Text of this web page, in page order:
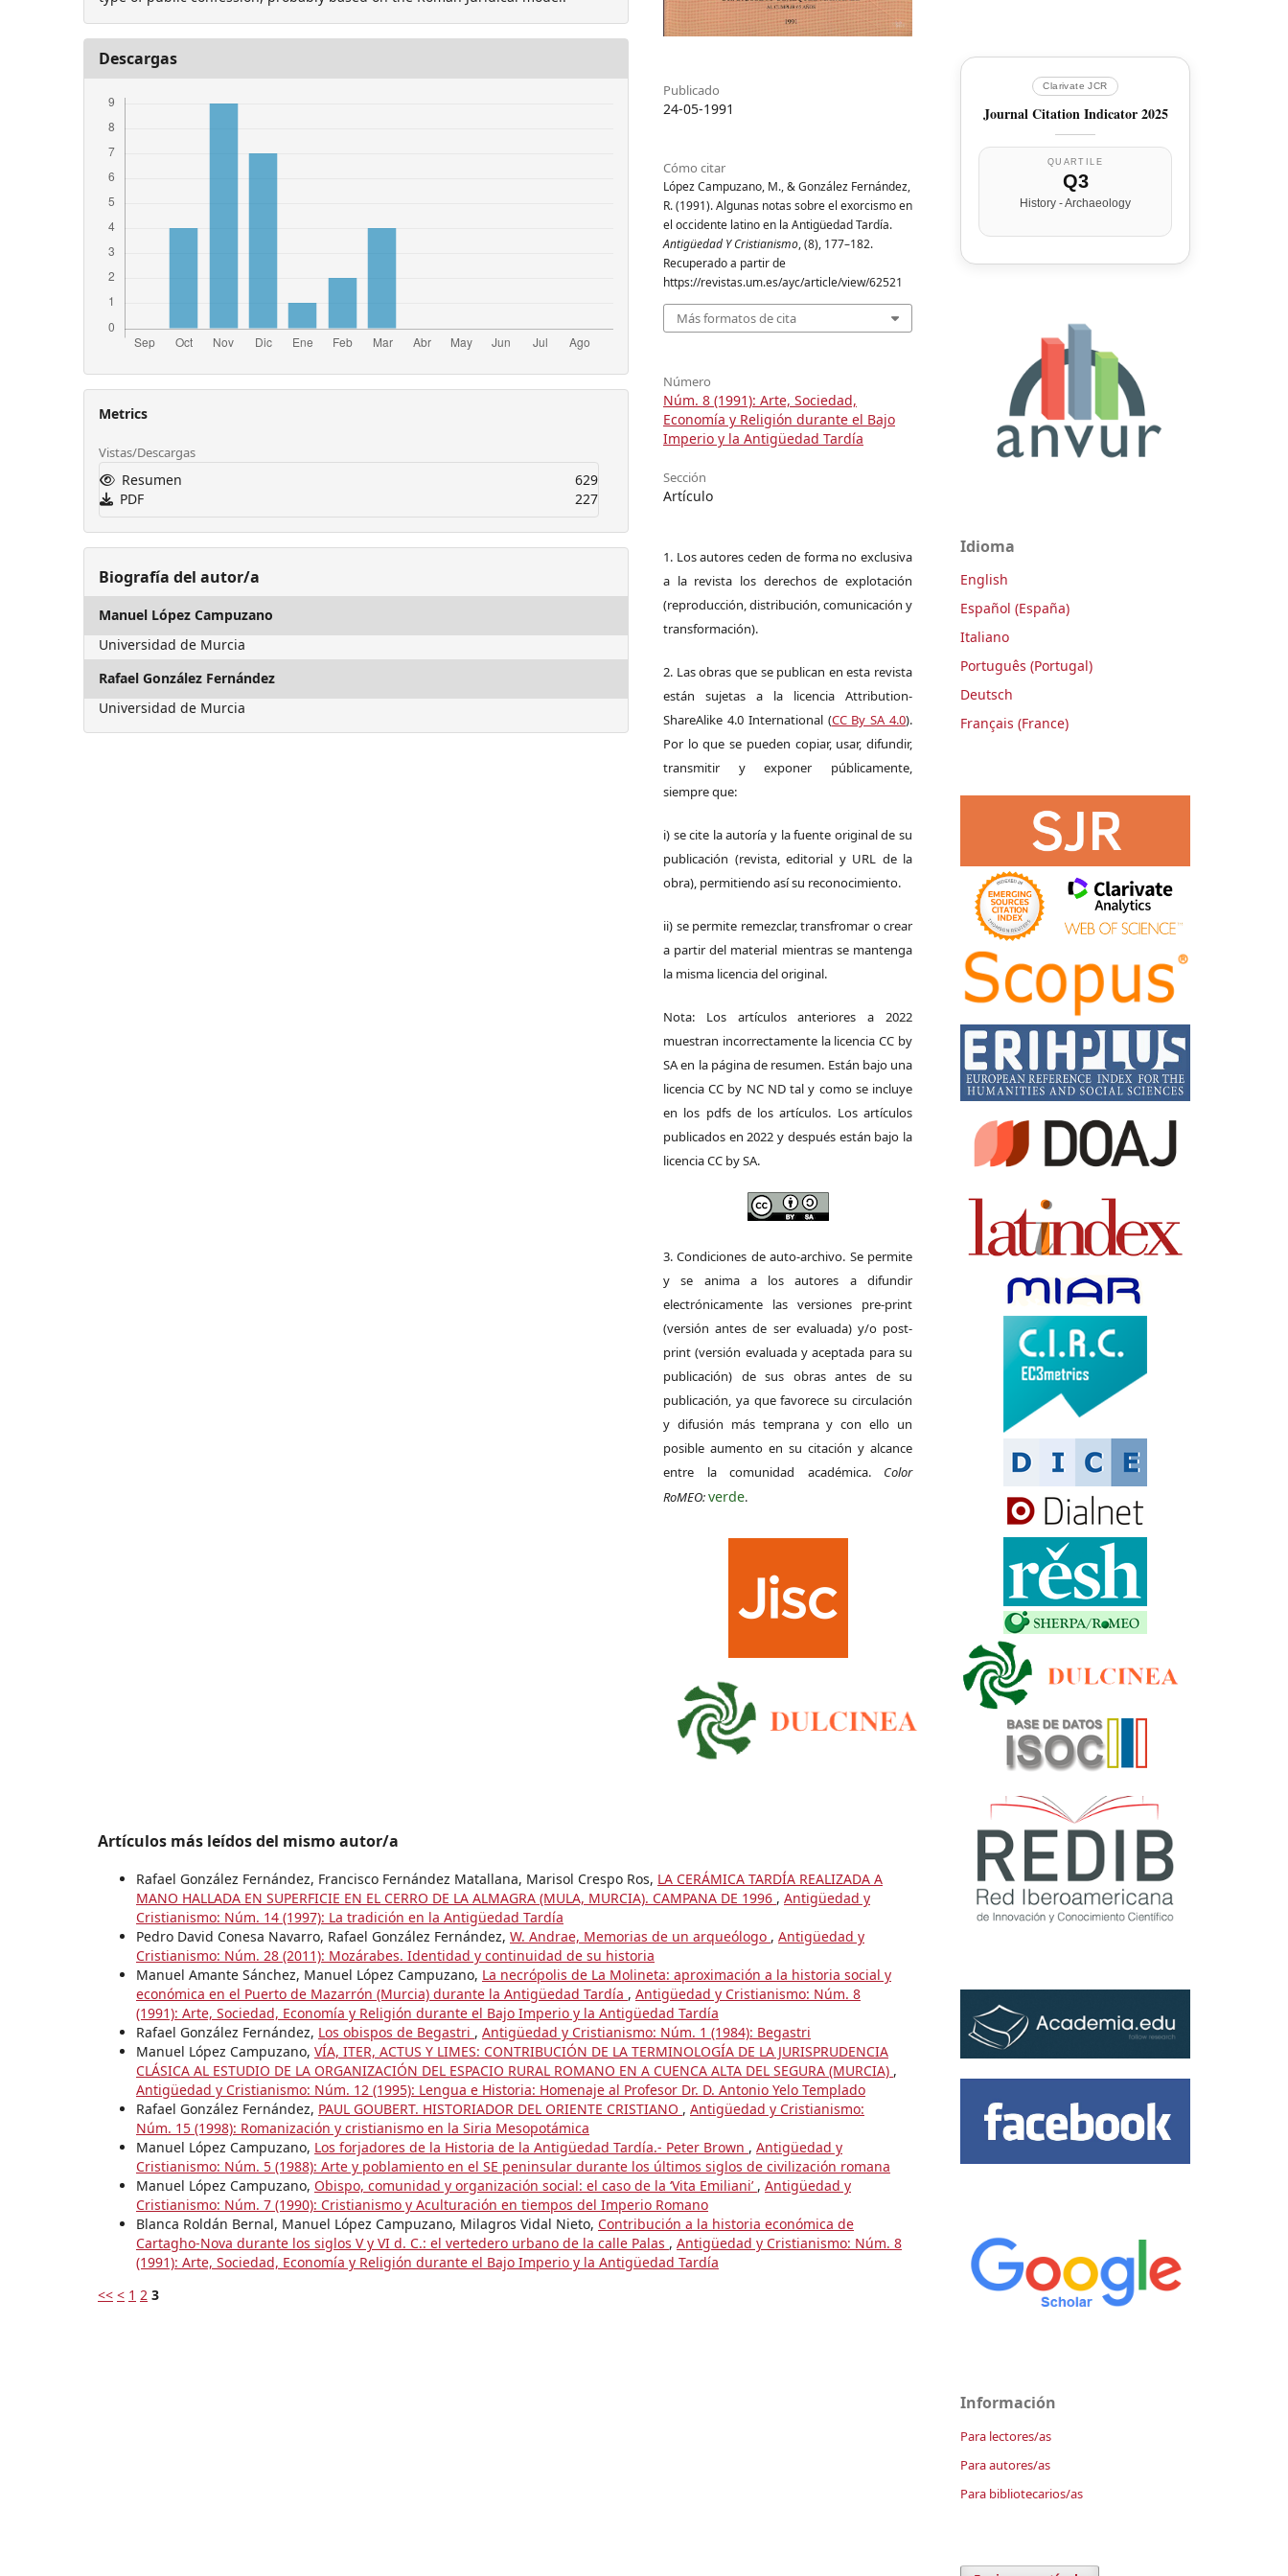
Descargas
Metrics
Vistas/Descargas
Resumen
629
PDF
227
Biografía del autor/a
Manuel López Campuzano
Universidad de Murcia
Rafael González Fernández
Universidad de Murcia
Publicado
24-05-1991
Cómo citar
López Campuzano, M., & González Fernández,
R. (1991). Algunas notas sobre el exorcismo en
el occidente latino en la Antigüedad Tardía.
Antigüedad Y Cristianismo, (8), 177–182.
Recuperado a partir de
https://revistas.um.es/ayc/article/view/62521
Más formatos de cita
Número
Núm. 8 (1991): Arte, Sociedad,
Economía y Religión durante el Bajo
Imperio y la Antigüedad Tardía
Sección
Artículo
1. Los autores ceden de forma no exclusiva
a la revista los derechos de explotación
(reproducción, distribución, comunicación y
transformación).
2. Las obras que se publican en esta revista
están sujetas a la licencia Attribution-
ShareAlike 4.0 International (CC By SA 4.0).
Por lo que se pueden copiar, usar, difundir,
transmitir y exponer públicamente,
siempre que:
i) se cite la autoría y la fuente original de su
publicación (revista, editorial y URL de la
obra), permitiendo así su reconocimiento.
ii) se permite remezclar, transfromar o crear
a partir del material mientras se mantenga
la misma licencia del original.
Nota: Los artículos anteriores a 2022
muestran incorrectamente la licencia CC by
SA en la página de resumen. Están bajo una
licencia CC by NC ND tal y como se incluye
en los pdfs de los artículos. Los artículos
publicados en 2022 y después están bajo la
licencia CC by SA.
3. Condiciones de auto-archivo. Se permite
y se anima a los autores a difundir
electrónicamente las versiones pre-print
(versión antes de ser evaluada) y/o post-
print (versión evaluada y aceptada para su
publicación) de sus obras antes de su
publicación, ya que favorece su circulación
y difusión más temprana y con ello un
posible aumento en su citación y alcance
entre la comunidad académica. Color
RoMEO:verde.
Artículos más leídos del mismo autor/a
Rafael González Fernández, Francisco Fernández Matallana, Marisol Crespo Ros, LA CERÁMICA TARDÍA REALIZADA A
MANO HALLADA EN SUPERFICIE EN EL CERRO DE LA ALMAGRA (MULA, MURCIA). CAMPANA DE 1996 , Antigüedad y
Cristianismo: Núm. 14 (1997): La tradición en la Antigüedad Tardía
Pedro David Conesa Navarro, Rafael González Fernández, W. Andrae, Memorias de un arqueólogo , Antigüedad y
Cristianismo: Núm. 28 (2011): Mozárabes. Identidad y continuidad de su historia
Manuel Amante Sánchez, Manuel López Campuzano, La necrópolis de La Molineta: aproximación a la historia social y
económica en el Puerto de Mazarrón (Murcia) durante la Antigüedad Tardía , Antigüedad y Cristianismo: Núm. 8
(1991): Arte, Sociedad, Economía y Religión durante el Bajo Imperio y la Antigüedad Tardía
Rafael González Fernández, Los obispos de Begastri , Antigüedad y Cristianismo: Núm. 1 (1984): Begastri
Manuel López Campuzano, VÍA, ITER, ACTUS Y LIMES: CONTRIBUCIÓN DE LA TERMINOLOGÍA DE LA JURISPRUDENCIA
CLÁSICA AL ESTUDIO DE LA ORGANIZACIÓN DEL ESPACIO RURAL ROMANO EN A CUENCA ALTA DEL SEGURA (MURCIA) ,
Antigüedad y Cristianismo: Núm. 12 (1995): Lengua e Historia: Homenaje al Profesor Dr. D. Antonio Yelo Templado
Rafael González Fernández, PAUL GOUBERT. HISTORIADOR DEL ORIENTE CRISTIANO , Antigüedad y Cristianismo:
Núm. 15 (1998): Romanización y cristianismo en la Siria Mesopotámica
Manuel López Campuzano, Los forjadores de la Historia de la Antigüedad Tardía.- Peter Brown , Antigüedad y
Cristianismo: Núm. 5 (1988): Arte y poblamiento en el SE peninsular durante los últimos siglos de civilización romana
Manuel López Campuzano, Obispo, comunidad y organización social: el caso de la ‘Vita Emiliani’ , Antigüedad y
Cristianismo: Núm. 7 (1990): Cristianismo y Aculturación en tiempos del Imperio Romano
Blanca Roldán Bernal, Manuel López Campuzano, Milagros Vidal Nieto, Contribución a la historia económica de
Cartagho-Nova durante los siglos V y VI d. C.: el vertedero urbano de la calle Palas , Antigüedad y Cristianismo: Núm. 8
(1991): Arte, Sociedad, Economía y Religión durante el Bajo Imperio y la Antigüedad Tardía
<< < 1 2 3
Clarivate JCR
Journal Citation Indicator 2025
QUARTILE
Q3
History - Archaeology
Idioma
English
Español (España)
Italiano
Português (Portugal)
Deutsch
Français (France)
Información
Para lectores/as
Para autores/as
Para bibliotecarios/as